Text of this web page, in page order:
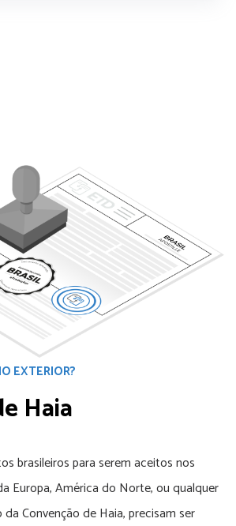
EXTERIOR?
Haia
brasileiros para serem aceitos nos
Europa, América do Norte, ou qualquer
Convenção de Haia, precisam ser